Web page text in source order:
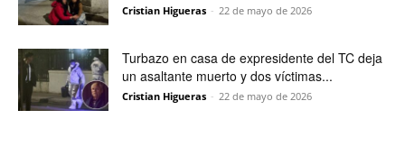
Cristian Higueras - 22 de mayo de 2026
Turbazo en casa de expresidente del TC deja
un asaltante muerto y dos víctimas...
Cristian Higueras - 22 de mayo de 2026